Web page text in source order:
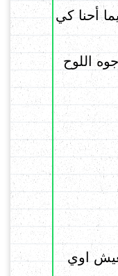
أحنا كي
اللوح
اوي